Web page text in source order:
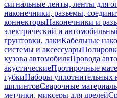
сигнальные ленты, ленты для
наконечники, разъемы,
коннекторыНаконечники и
электрический и
грунтовки, лакиКабельные
системы и аксессуары
кузова автомобиляПровода
акустическиеПротирочные
губкиНаборы уплотнительных
шплинтовСварочные
метчики, миксеры для дрелей